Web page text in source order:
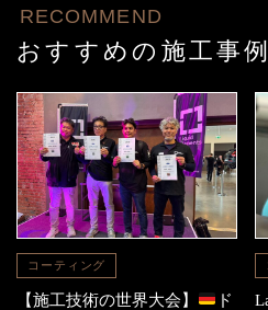
RECOMMEND
おすすめの施工事例
コーティング
【施工技術の世界大会】
ド